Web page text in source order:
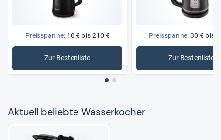
Preisspanne:10 € bis 210 €
Zur Bestenliste
: Wasserkocher
Preisspanne:30 € bis
Zur Bestenliste
: Tefal
Aktu­ell beliebte Was­ser­ko­cher